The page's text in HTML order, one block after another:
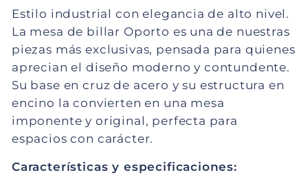
Estilo industrial con elegancia de alto nivel.
La mesa de billar Oporto es una de nuestras
piezas más exclusivas, pensada para quienes
aprecian el diseño moderno y contundente.
Su base en cruz de acero y su estructura en
encino la convierten en una mesa
imponente y original, perfecta para
espacios con carácter.
Características y especificaciones: